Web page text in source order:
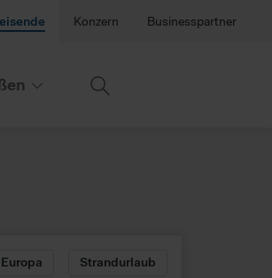
derzeit stark nachgefragt.
Konzern Businesspartner
Europa Strandurlaub